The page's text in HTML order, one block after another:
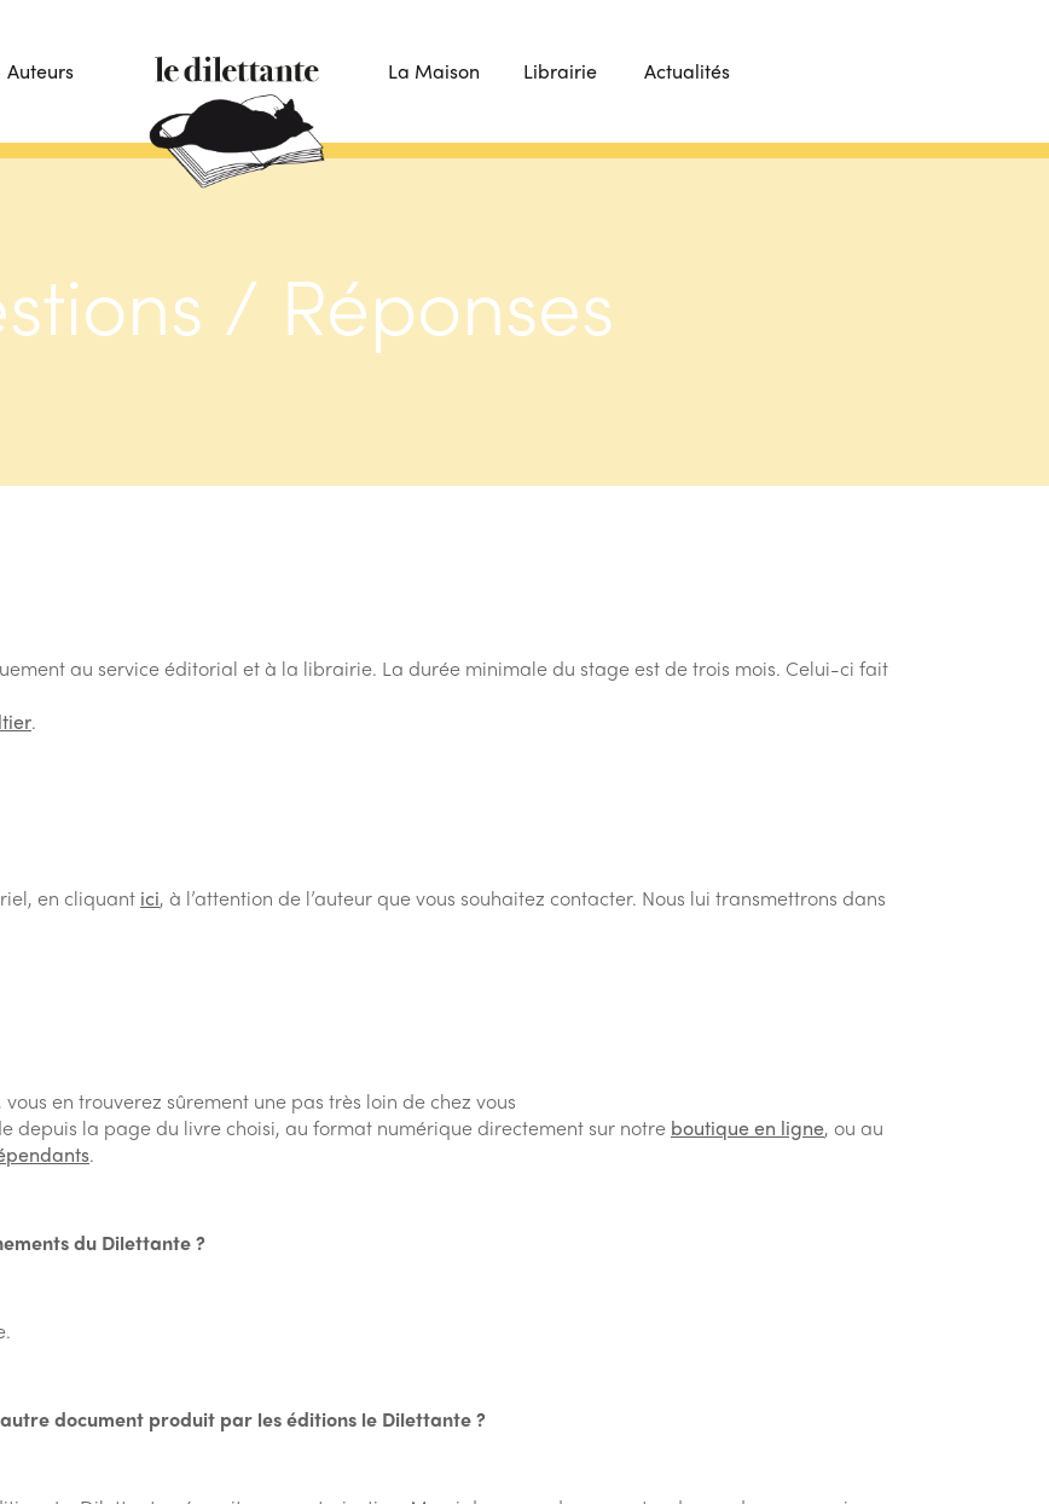
Auteurs La Maison Librairie Actualités
/ Réponses
au service éditorial et à la librairie. La durée minimale du stage est de trois mois. Celui-ci fait
.
en cliquant ici, à l’attention de l’auteur que vous souhaitez contacter. Nous lui transmettrons dans
, vous en trouverez sûrement une pas très loin de chez vous
depuis la page du livre choisi, au format numérique directement sur notre boutique en ligne, ou au
.
du Dilettante ?
document produit par les éditions le Dilettante ?